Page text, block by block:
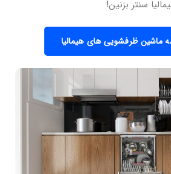
سنتر بزنین!
ماشین ظرفشویی های هیمالیا